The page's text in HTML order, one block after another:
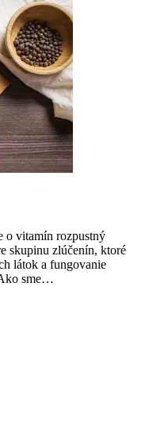
o vitamín rozpustný
skupinu zlúčenín, ktoré
látok a fungovanie
sme…